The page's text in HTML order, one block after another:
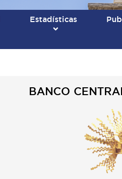
Estadísticas
BANCO